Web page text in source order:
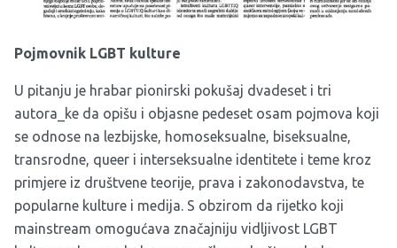
Pojmovnik LGBT kulture
U pitanju je hrabar pionirski pokušaj dvadeset i tri
autora_ke da opišu i objasne pedeset osam pojmova koji
se odnose na lezbijske, homoseksualne, biseksualne,
transrodne, queer i interseksualne identitete i teme kroz
primjere iz društvene teorije, prava i zakonodavstva, te
popularne kulture i medija. S obzirom da rijetko koji
mainstream omogućava značajniju vidljivost LGBT